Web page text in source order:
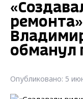
обманул
Опубликовано: 5